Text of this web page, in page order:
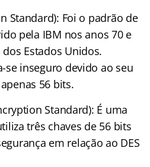
Standard): Foi o padrão de
pela IBM nos anos 70 e
Estados Unidos.
se inseguro devido ao seu
56 bits.
Standard): É uma
três chaves de 56 bits
em relação ao DES